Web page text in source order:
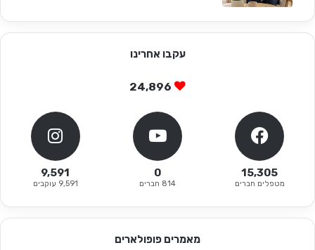
עקבו אחרינו
24,896
15,305
מטפלים חברים
0
814 חברים
9,591
9,591 עוקבים
מאמרים פופולארים